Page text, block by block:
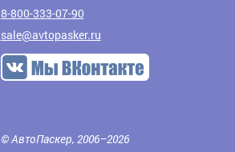
8-800-333-07-90
sale@avtopasker.ru
© АвтоПаскер, 2006–2026